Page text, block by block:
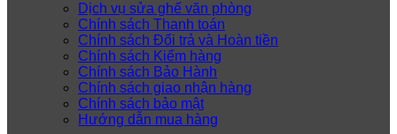
Dịch vụ sửa ghế văn phòng
Chính sách Thanh toán
Chính sách Đổi trả và Hoàn tiền
Chính sách Kiểm hàng
Chính sách Bảo Hành
Chính sách giao nhận hàng
Chính sách bảo mật
Hướng dẫn mua hàng